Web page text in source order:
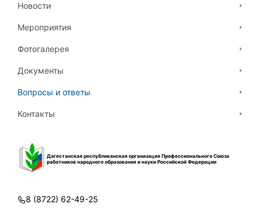
Дагестанская республиканская организация Профессионального Союза
работников народного образования и науки Российской Федерации
8 (8722) 62-49-25
Новости
Мероприятия
Фотогалерея
Документы
Вопросы и ответы
Контакты